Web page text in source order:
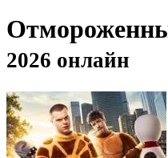
2026 онлайн